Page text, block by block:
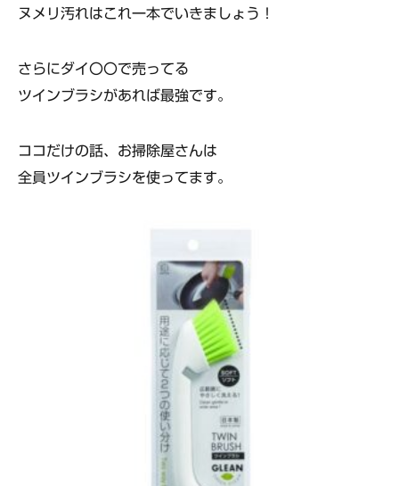
ヌメリ汚れはこれ一本でいきましょう！
さらにダイ〇〇で売ってる
ツインブラシがあれば最強です。
ココだけの話、お掃除屋さんは
全員ツインブラシを使ってます。